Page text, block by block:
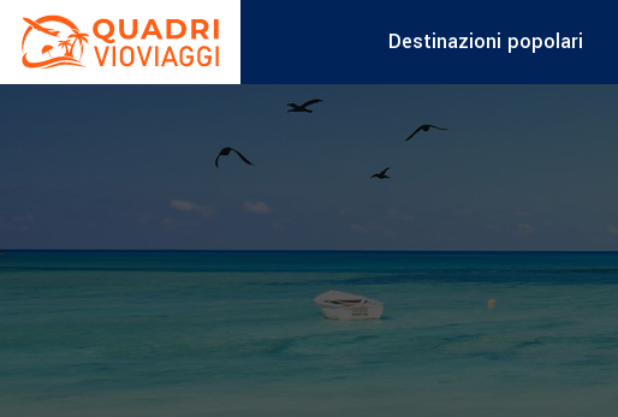
Destinazioni popolari